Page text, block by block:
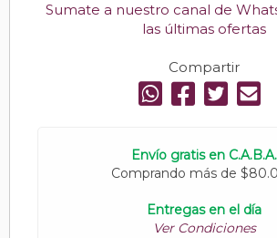
Sumate a nuestro canal de
las últimas ofertas
Compartir
Envío gratis en C.A.B.A.
Comprando más de
Entregas en el día
Ver Condiciones